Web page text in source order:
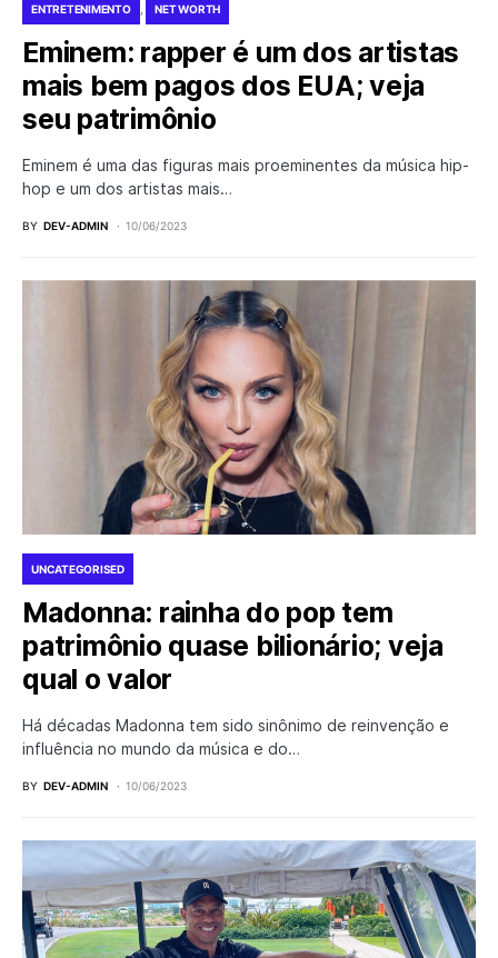
ENTRETENIMENTO NET WORTH
Eminem: rapper é um dos artistas
mais bem pagos dos EUA; veja
seu patrimônio
Eminem é uma das figuras mais proeminentes da música hip-
hop e um dos artistas mais…
BY DEV-ADMIN 10/06/2023
UNCATEGORISED
Madonna: rainha do pop tem
patrimônio quase bilionário; veja
qual o valor
Há décadas Madonna tem sido sinônimo de reinvenção e
influência no mundo da música e do…
BY DEV-ADMIN 10/06/2023